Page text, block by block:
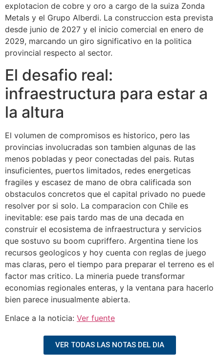
explotacion de cobre y oro a cargo de la suiza Zonda
Metals y el Grupo Alberdi. La construccion esta prevista
desde junio de 2027 y el inicio comercial en enero de
2029, marcando un giro significativo en la politica
provincial respecto al sector.
El desafio real:
infraestructura para estar a
la altura
El volumen de compromisos es historico, pero las
provincias involucradas son tambien algunas de las
menos pobladas y peor conectadas del pais. Rutas
insuficientes, puertos limitados, redes energeticas
fragiles y escasez de mano de obra calificada son
obstaculos concretos que el capital privado no puede
resolver por si solo. La comparacion con Chile es
inevitable: ese pais tardo mas de una decada en
construir el ecosistema de infraestructura y servicios
que sostuvo su boom cupriffero. Argentina tiene los
recursos geologicos y hoy cuenta con reglas de juego
mas claras, pero el tiempo para preparar el terreno es el
factor mas critico. La mineria puede transformar
economias regionales enteras, y la ventana para hacerlo
bien parece inusualmente abierta.
Enlace a la noticia: Ver fuente
VER TODAS LAS NOTAS DEL DIA